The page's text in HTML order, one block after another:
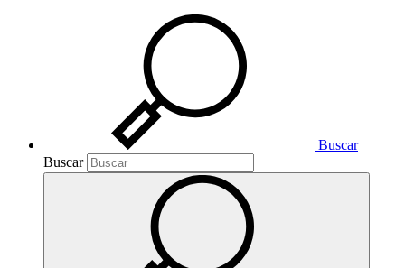
Buscar
Buscar